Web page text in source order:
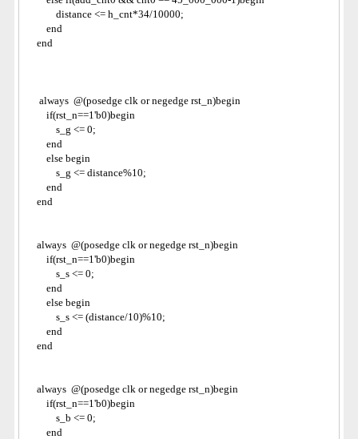
distance <= h_cnt*34/10000;
end
end
always  @(posedge clk or negedge rst_n)begin
if(rst_n==1'b0)begin
s_g <= 0;
end
else begin
s_g <= distance%10;
end
end
always  @(posedge clk or negedge rst_n)begin
if(rst_n==1'b0)begin
s_s <= 0;
end
else begin
s_s <= (distance/10)%10;
end
end
always  @(posedge clk or negedge rst_n)begin
if(rst_n==1'b0)begin
s_b <= 0;
end